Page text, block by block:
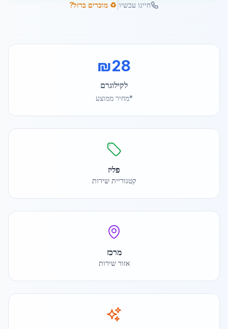
חייגו עכשיו ♻️ מוכרים ברזל?
₪28
לקילוגרם
*מחיר ממוצע
פליז
קטגוריית שירות
מרכז
אזור שירות